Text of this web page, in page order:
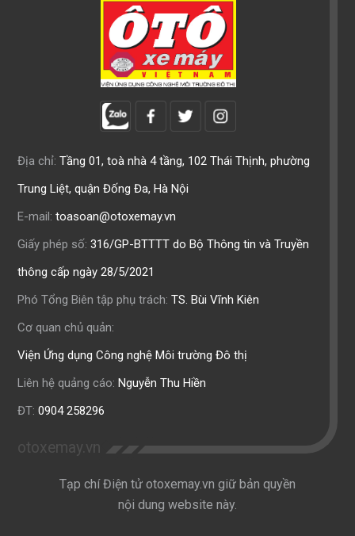
Địa chỉ: Tầng 01, toà nhà 4 tầng, 102 Thái Thịnh, phường
Trung Liệt, quận Đống Đa, Hà Nội
E-mail: toasoan@otoxemay.vn
Giấy phép số: 316/GP-BTTTT do Bộ Thông tin và Truyền
thông cấp ngày 28/5/2021
Phó Tổng Biên tập phụ trách: TS. Bùi Vĩnh Kiên
Cơ quan chủ quản:
Viện Ứng dụng Công nghệ Môi trường Đô thị
Liên hệ quảng cáo: Nguyễn Thu Hiền
ĐT: 0904 258296
otoxemay.vn
Tạp chí Điện tử otoxemay.vn giữ bản quyền
nội dung website này.